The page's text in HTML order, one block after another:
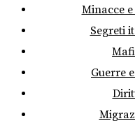
Minacce
Segreti
Guerre